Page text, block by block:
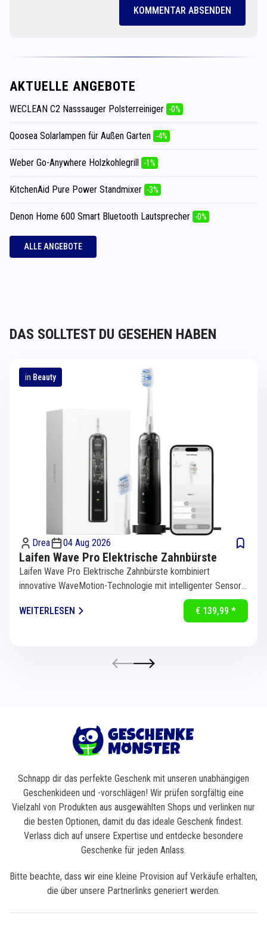
KOMMENTAR ABSENDEN
AKTUELLE ANGEBOTE
WECLEAN C2 Nasssauger Polsterreiniger -0%
Qoosea Solarlampen für Außen Garten -4%
Weber Go-Anywhere Holzkohlegrill -1%
KitchenAid Pure Power Standmixer -3%
Denon Home 600 Smart Bluetooth Lautsprecher -0%
ALLE ANGEBOTE
DAS SOLLTEST DU GESEHEN HABEN
in Beauty
Drea 04 Aug 2026
Laifen Wave Pro Elektrische Zahnbürste
Laifen Wave Pro Elektrische Zahnbürste kombiniert
innovative WaveMotion-Technologie mit intelligenter Sensorik
WEITERLESEN
€ 139,99 *
Schnapp dir das perfekte Geschenk mit unseren unabhängigen
Geschenkideen und -vorschlägen! Wir prüfen sorgfältig eine
Vielzahl von Produkten aus ausgewählten Shops und verlinken nur
die besten Optionen, damit du das ideale Geschenk findest.
Verlass dich auf unsere Expertise und entdecke besondere
Geschenke für jeden Anlass.
Bitte beachte, dass wir eine kleine Provision auf Verkäufe erhalten,
die über unsere Partnerlinks generiert werden.